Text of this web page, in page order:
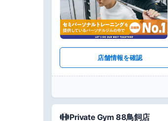
店舗情報を確認
Private Gym 88鳥飼店